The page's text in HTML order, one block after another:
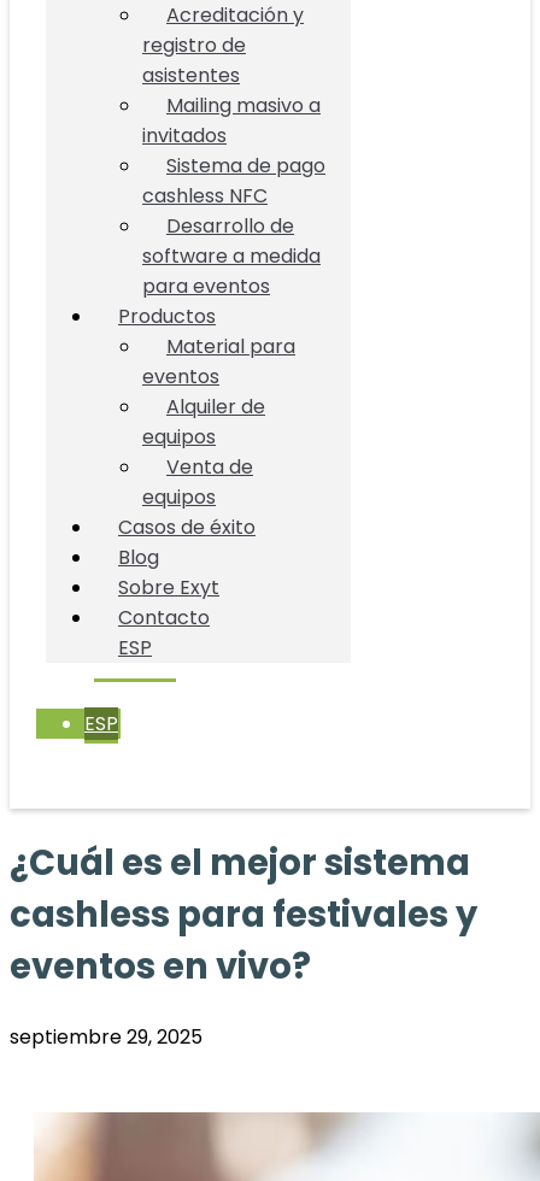
Acreditación y
registro de
asistentes
Mailing masivo a
invitados
Sistema de pago
cashless NFC
Desarrollo de
software a medida
para eventos
Productos
Material para
eventos
Alquiler de
equipos
Venta de
equipos
Casos de éxito
Blog
Sobre Exyt
Contacto
ESP
ESP
¿Cuál es el mejor sistema
cashless para festivales y
eventos en vivo?
septiembre 29, 2025